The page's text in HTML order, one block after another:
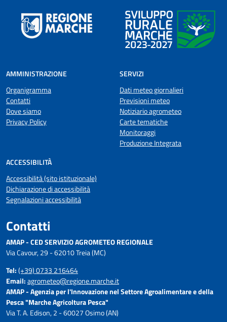
AMMINISTRAZIONE
Organigramma
Contatti
Dove siamo
Privacy Policy
SERVIZI
Dati meteo giornalieri
Previsioni meteo
Notiziario agrometeo
Carte tematiche
Monitoraggi
Produzione Integrata
ACCESSIBILITÀ
Accessibilità (sito istituzionale)
Dichiarazione di accessibilità
Segnalazioni accessibilità
Contatti
AMAP - CED SERVIZIO AGROMETEO REGIONALE
Via Cavour, 29 - 62010 Treia (MC)
Tel:(+39) 0733 216464
Email:agrometeo@regione.marche.it
AMAP - Agenzia per l'Innovazione nel Settore Agroalimentare e della
Pesca "Marche Agricoltura Pesca"
Via T. A. Edison, 2 - 60027 Osimo (AN)